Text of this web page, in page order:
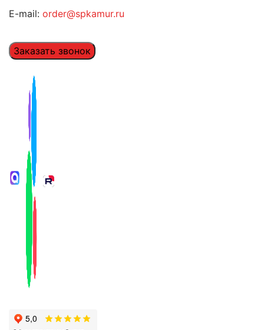
E-mail: order@spkamur.ru
Заказать звонок